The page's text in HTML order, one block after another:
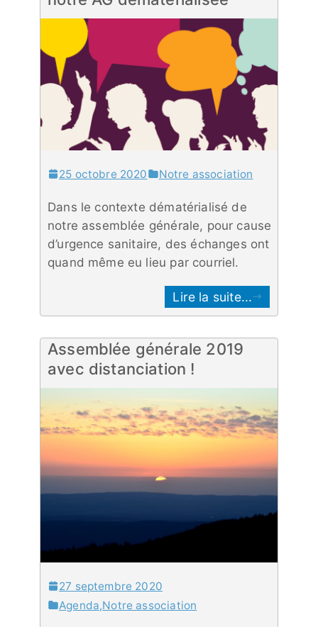
25 octobre 2020 Notre association
Dans le contexte dématérialisé de
notre assemblée générale, pour cause
d’urgence sanitaire, des échanges ont
quand même eu lieu par courriel.
Lire la suite...
Assemblée générale 2019
avec distanciation !
27 septembre 2020
Agenda,Notre association